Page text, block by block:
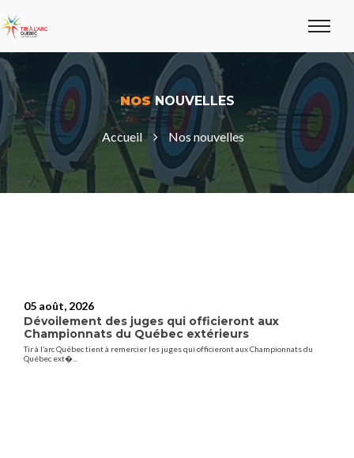
NOSNOUVELLES
Accueil Nos nouvelles
05 août, 2026
Dévoilement des juges qui officieront aux
Championnats du Québec extérieurs
Tir à l’arc Québec tient à remercier les juges qui officieront aux Championnats du
Québec ext�...